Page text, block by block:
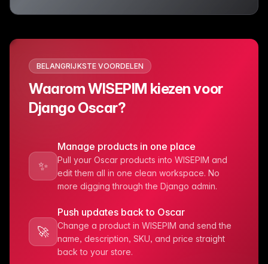
BELANGRIJKSTE VOORDELEN
Waarom WISEPIM kiezen voor
Django Oscar?
✨
Manage products in one place
Pull your Oscar products into WISEPIM and
edit them all in one clean workspace. No
more digging through the Django admin.
🚀
Push updates back to Oscar
Change a product in WISEPIM and send the
name, description, SKU, and price straight
back to your store.